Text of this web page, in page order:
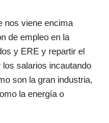
nos viene encima
de empleo en la
y ERE y repartir el
salarios incautando
son la gran industria,
la energía o